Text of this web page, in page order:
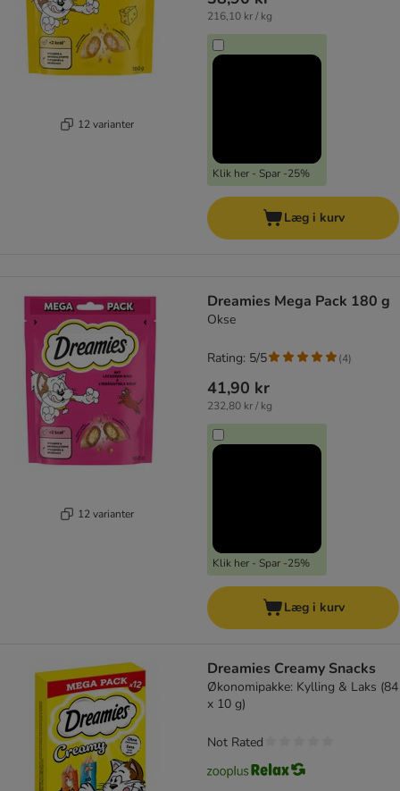
12 varianter
216,10 kr / kg
Klik her - Spar -25%
Læg i kurv
12 varianter
Dreamies Mega Pack 180 g
Okse
41,90 kr
232,80 kr / kg
Klik her - Spar -25%
Rating: 5/5 (4)
Læg i kurv
Dreamies Creamy Snacks
Økonomipakke: Kylling & Laks (84
x 10 g)
Not Rated